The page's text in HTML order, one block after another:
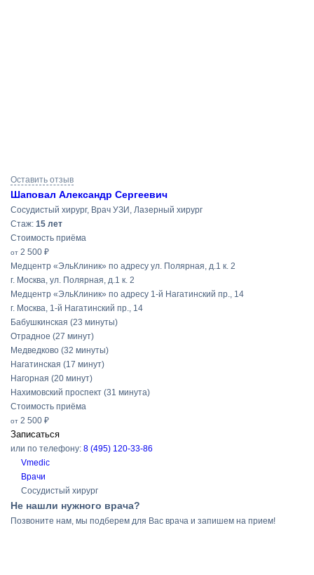
поиска
Оставить отзыв
Шаповал Александр Сергеевич
Сосудистый хирург, Врач УЗИ, Лазерный хирург
Cтаж: 15 лет
Стоимость приёма
от 2 500 ₽
Медцентр «ЭльКлиник» по адресу ул. Полярная, д.1 к. 2
г. Москва, ул. Полярная, д.1 к. 2
Медцентр «ЭльКлиник» по адресу 1-й Нагатинский пр., 14
г. Москва, 1-й Нагатинский пр., 14
Бабушкинская (23 минуты)
Отрадное (27 минут)
Медведково (32 минуты)
Нагатинская (17 минут)
Нагорная (20 минут)
Нахимовский проспект (31 минута)
Стоимость приёма
от 2 500 ₽
Записаться
или по телефону: 8 (495) 120-33-86
Vmedic
Врачи
Сосудистый хирург
Не нашли нужного врача?
Позвоните нам, мы подберем для Вас врача и запишем на прием!